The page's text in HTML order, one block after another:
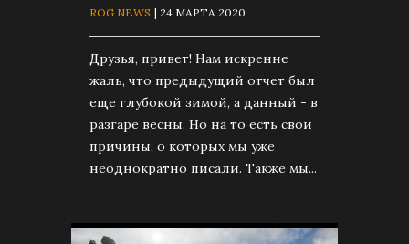
ROG NEWS | 24 МАРТА 2020
Друзья, привет! Нам искренне
жаль, что предыдущий отчет был
еще глубокой зимой, а данный - в
разгаре весны. Но на то есть свои
причины, о которых мы уже
неоднократно писали. Также мы...